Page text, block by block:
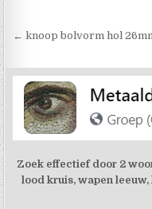
← knoop bolvorm hol
Zoek effectief door 2
lood kruis, wapen